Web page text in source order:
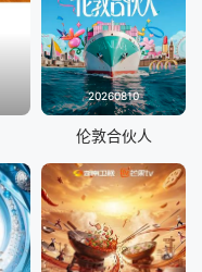
20260810
伦敦合伙人